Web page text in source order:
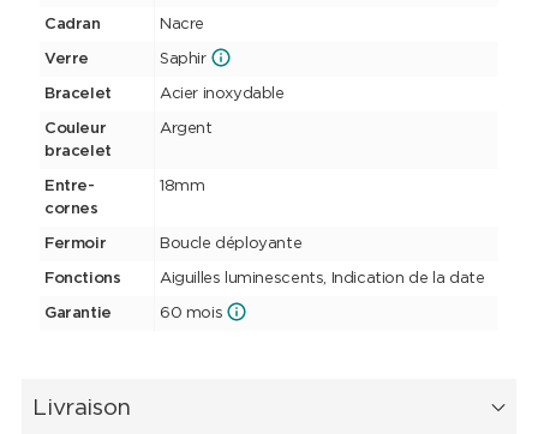
Cadran Nacre
Verre Saphir
Bracelet Acier inoxydable
Couleur
bracelet
Argent
Entre-
cornes
18mm
Fermoir Boucle déployante
Fonctions Aiguilles luminescents, Indication de la date
Garantie 60 mois
Livraison